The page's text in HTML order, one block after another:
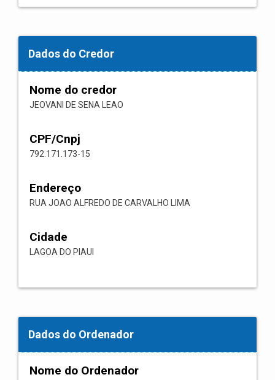
Dados do Credor
Nome do credor
JEOVANI DE SENA LEAO
CPF/Cnpj
792.171.173-15
Endereço
RUA JOAO ALFREDO DE CARVALHO LIMA
Cidade
LAGOA DO PIAUI
Dados do Ordenador
Nome do Ordenador